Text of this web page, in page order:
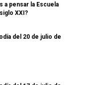
a pensar la Escuela
XXI?
del 20 de julio de